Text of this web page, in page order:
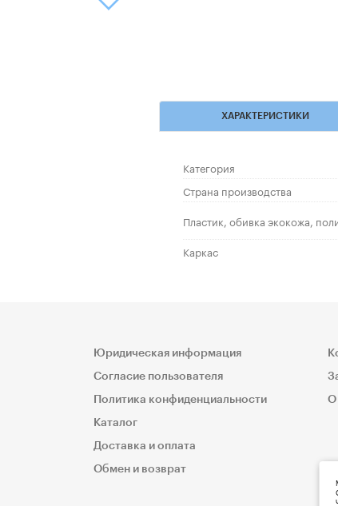
ХАРАКТЕРИСТИКИ
Категория
Страна производства
Пластик, обивка экокожа,
Каркас
Юридическая информация
Согласие пользователя
Политика конфиденциальности
Каталог
Доставка и оплата
Обмен и возврат
О